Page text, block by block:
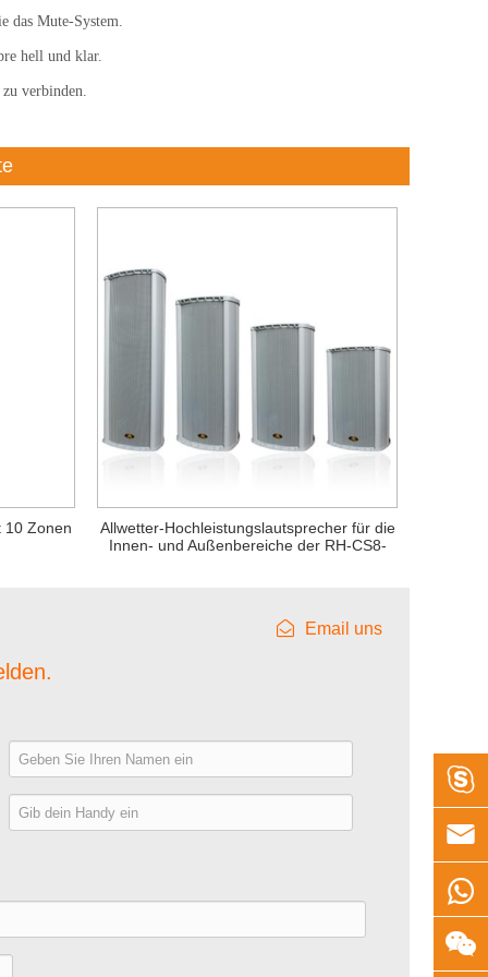
das Mute-System.
hell und klar.
verbinden.
10 Zonen
Allwetter-Hochleistungslautsprecher für die
Innen- und Außenbereiche der RH-CS8-
Email uns



